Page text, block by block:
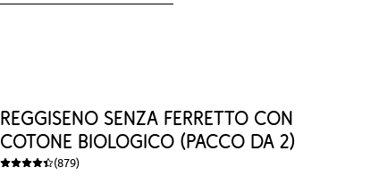
Reggiseno senza ferretto con
cotone biologico (pacco da 2)
(879)